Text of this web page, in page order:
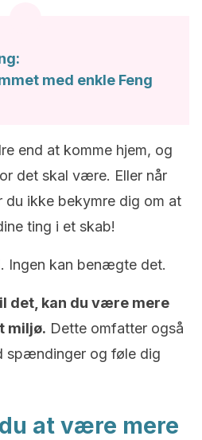
med enkle Feng
end at komme hjem, og
det skal være. Eller når
du ikke bekymre dig om at
ting i et skab!
Ingen kan benægte det.
det, kan du være mere
miljø. Dette omfatter også
spændinger og føle dig
at være mere